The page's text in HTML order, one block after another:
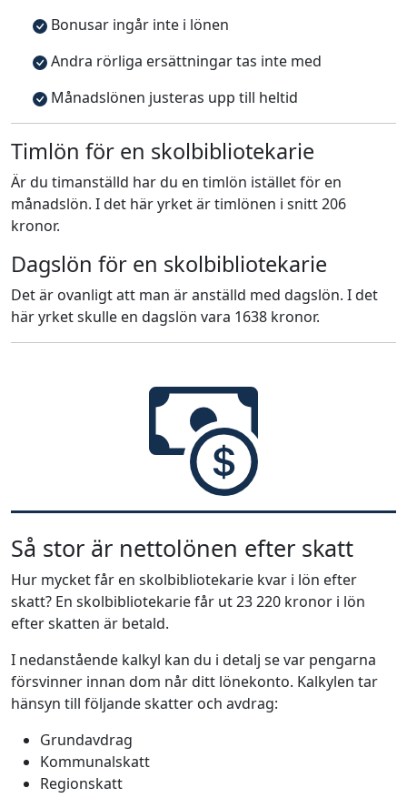
Bonusar ingår inte i lönen
Andra rörliga ersättningar tas inte med
Månadslönen justeras upp till heltid
Timlön för en skolbibliotekarie
Är du timanställd har du en timlön istället för en
månadslön. I det här yrket är timlönen i snitt 206
kronor.
Dagslön för en skolbibliotekarie
Det är ovanligt att man är anställd med dagslön. I det
här yrket skulle en dagslön vara 1638 kronor.
Så stor är nettolönen efter skatt
Hur mycket får en skolbibliotekarie kvar i lön efter
skatt? En skolbibliotekarie får ut 23 220 kronor i lön
efter skatten är betald.
I nedanstående kalkyl kan du i detalj se var pengarna
försvinner innan dom når ditt lönekonto. Kalkylen tar
hänsyn till följande skatter och avdrag:
Grundavdrag
Kommunalskatt
Regionskatt